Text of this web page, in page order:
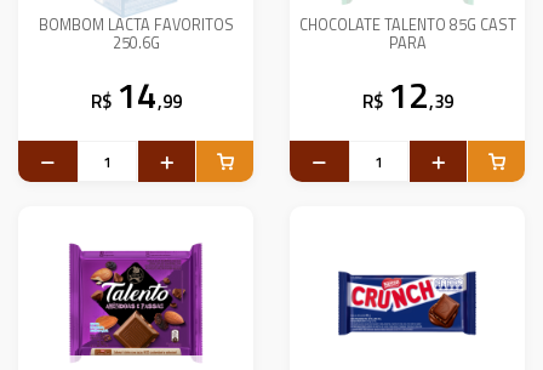
BOMBOM LACTA FAVORITOS
250.6G
R$ 14,99
CHOCOLATE TALENTO 85G CAST
PARA
R$ 12,39